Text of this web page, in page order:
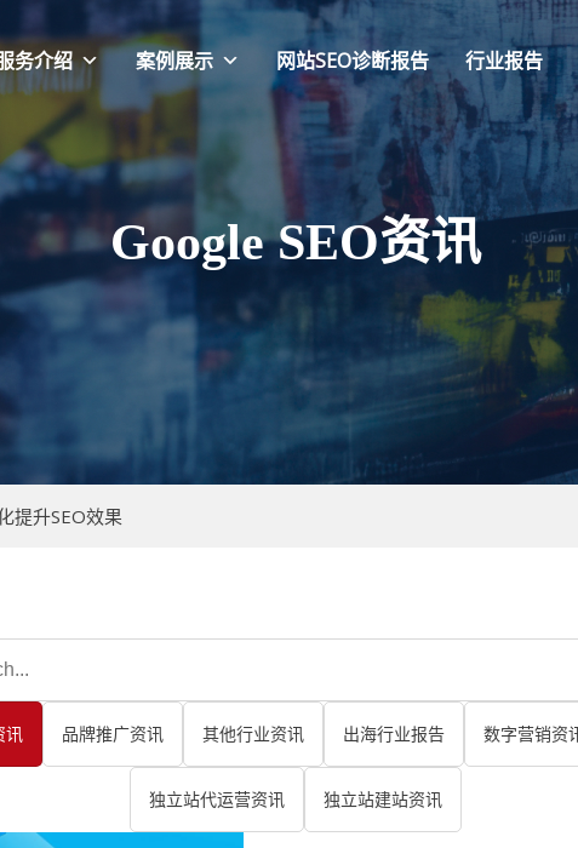
务介绍 案例展示 网站SEO诊断报告 行业报告
Google SEO资讯
提升SEO效果
讯 品牌推广资讯 其他行业资讯 出海行业报告 数字营销资
独立站代运营资讯 独立站建站资讯